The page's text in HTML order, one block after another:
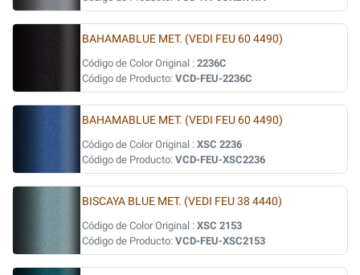
BAHAMABLUE MET. (VEDI FEU 60 4490)
Código de Color Original : 2236C
Código de Producto: VCD-FEU-2236C
BAHAMABLUE MET. (VEDI FEU 60 4490)
Código de Color Original : XSC 2236
Código de Producto: VCD-FEU-XSC2236
BISCAYA BLUE MET. (VEDI FEU 38 4440)
Código de Color Original : XSC 2153
Código de Producto: VCD-FEU-XSC2153